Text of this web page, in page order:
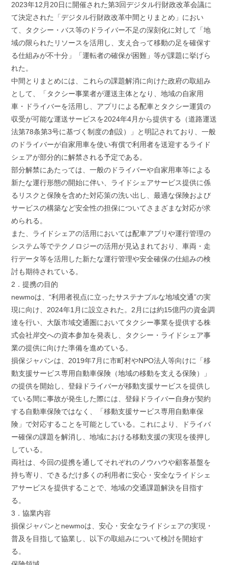
2023年12月20日に開催された第3回デジタル行財政改革会議に
て決定された「デジタル行財政改革中間とりまとめ」におい
て、タクシー・バス等のドライバー不足の深刻化に対して「地
域の限られたリソースを活用し、支え合って移動の足を確保す
る仕組みが不十分」「運転者の確保が困難」等が課題に挙げら
れた。
中間とりまとめには、これらの課題解消に向けた政府の取組み
として、「タクシー事業者が運送主体となり、地域の自家用
車・ドライバーを活用し、アプリによる配車とタクシー運賃の
収受が可能な運送サービスを2024年4月から提供する（道路運送
法第78条第3号に基づく制度の創設）」と明記されており、一般
のドライバーが自家用車を使い有償で利用者を送迎するライド
シェアが部分的に解禁される予定である。
部分解禁にあたっては、一般のドライバーや自家用車等による
新たな運行形態の開始に伴い、ライドシェアサービス提供に係
るリスクと保険を含めた対応策の洗い出し、最適な保険および
サービスの構築など安全性の担保についてさまざまな対応が求
められる。
また、ライドシェアの活用においては配車アプリや運行管理の
システム等でテクノロジーの活用が見込まれており、車両・走
行データ等を活用した新たな運行管理や安全確保の仕組みの検
討も期待されている。
2．提携の目的
newmoは、“利用者視点に立ったサステナブルな地域交通”の実
現に向け、2024年1月に設立された。2月には約15億円の資金調
達を行い、大阪市域交通圏においてタクシー事業を提供する株
式会社岸交への資本参加を発表し、タクシー・ライドシェア事
業の提供に向けた準備を進めている。
損保ジャパンは、2019年7月に市町村やNPO法人等向けに「移
動支援サービス専用自動車保険（地域の移動を支える保険）」
の提供を開始し、登録ドライバーが移動支援サービスを提供し
ている間に事故が発生した際には、登録ドライバー自身が契約
する自動車保険ではなく、「移動支援サービス専用自動車保
険」で対応することを可能としている。これにより、ドライバ
ー確保の課題を解消し、地域における移動支援の実現を後押し
している。
両社は、今回の提携を通してそれぞれのノウハウや顧客基盤を
持ち寄り、できるだけ多くの利用者に安心・安全なライドシェ
アサービスを提供することで、地域の交通課題解決を目指す
る。
3．協業内容
損保ジャパンとnewmoは、安心・安全なライドシェアの実現・
普及を目指して協業し、以下の取組みについて検討を開始す
る。